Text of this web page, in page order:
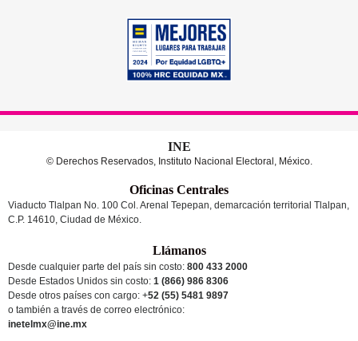
INE
© Derechos Reservados, Instituto Nacional Electoral, México.
Oficinas Centrales
Viaducto Tlalpan No. 100 Col. Arenal Tepepan, demarcación territorial Tlalpan,
C.P. 14610, Ciudad de México.
Llámanos
Desde cualquier parte del país sin costo: 800 433 2000
Desde Estados Unidos sin costo: 1 (866) 986 8306
Desde otros países con cargo: +52 (55) 5481 9897
o también a través de correo electrónico:
inetelmx@ine.mx